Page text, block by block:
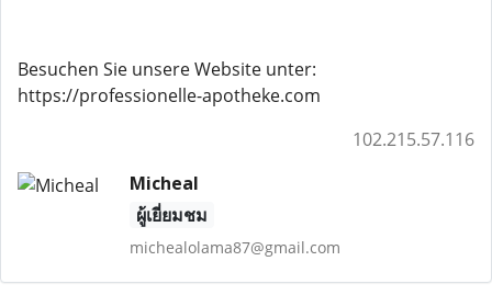
Besuchen Sie unsere Website unter:
https://professionelle-apotheke.com
102.215.57.116
Micheal
ผู้เยี่ยมชม
michealolama87@gmail.com